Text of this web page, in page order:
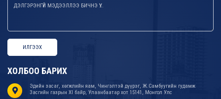
ИЛГЭЭХ
ХОЛБОО БАРИХ
Эдийн засаг, хөгжлийн яам, Чингэлтэй дүүрэг, Ж.Самбуугийн гудамж
Засгийн газрын XI байр, Улаанбаатар хот 15141, Монгол Улс